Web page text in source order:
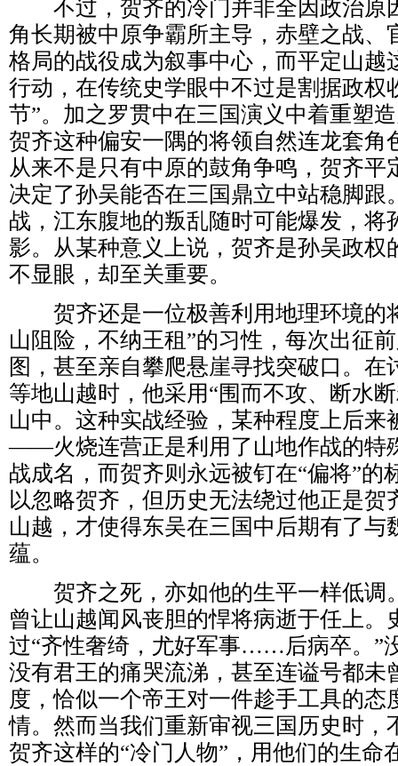
不过，贺齐的冷门并非全因政治原
角长期被中原争霸所主导，赤壁之战、
格局的战役成为叙事中心，而平定山越
行动，在传统史学眼中不过是割据政权
节”。加之罗贯中在三国演义中着重塑
贺齐这种偏安一隅的将领自然连龙套角
从来不是只有中原的鼓角争鸣，贺齐平
决定了孙吴能否在三国鼎立中站稳脚跟
战，江东腹地的叛乱随时可能爆发，将
影。从某种意义上说，贺齐是孙吴政
不显眼，却至关重要。
贺齐还是一位极善利用地理环境的
山阻险，不纳王租”的习性，每次出征
图，甚至亲自攀爬悬崖寻找突破口。在
等地山越时，他采用“围而不攻、断水
山中。这种实战经验，某种程度上后来
——火烧连营正是利用了山地作战的特
战成名，而贺齐则永远被钉在“偏将”的
以忽略贺齐，但历史无法绕过他正是贺
山越，才使得东吴在三国中后期有了与
蕴。
贺齐之死，亦如他的生平一样低调
曾让山越闻风丧胆的悍将病逝于任上。
过“齐性奢绮，尤好军事……后病卒。”
没有君王的痛哭流涕，甚至连谥号都未
度，恰似一个帝王对一件趁手工具的
情。然而当我们重新审视三国历史时，
贺齐这样的“冷门人物”，用他们的生命